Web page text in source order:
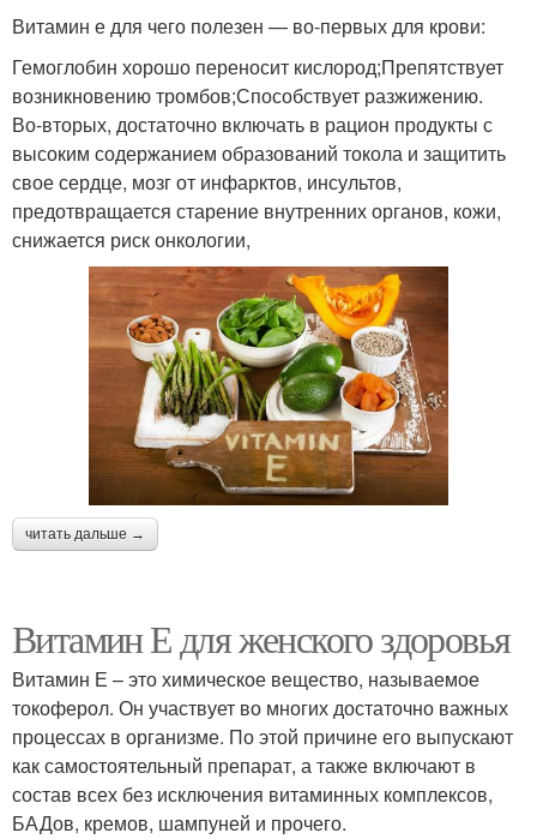
Витамин е для чего полезен — во-первых для крови:
Гемоглобин хорошо переносит кислород;Препятствует
возникновению тромбов;Способствует разжижению.
Во-вторых, достаточно включать в рацион продукты с
высоким содержанием образований токола и защитить
свое сердце, мозг от инфарктов, инсультов,
предотвращается старение внутренних органов, кожи,
снижается риск онкологии,
читать дальше →
Витамин Е для женского здоровья
Витамин Е – это химическое вещество, называемое
токоферол. Он участвует во многих достаточно важных
процессах в организме. По этой причине его выпускают
как самостоятельный препарат, а также включают в
состав всех без исключения витаминных комплексов,
БАДов, кремов, шампуней и прочего.